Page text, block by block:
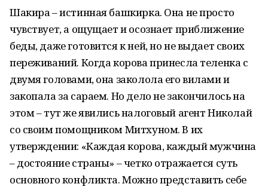
Шакира – истинная башкирка. Она не просто
чувствует, а ощущает и осознает приближение
беды, даже готовится к ней, но не выдает своих
переживаний. Когда корова принесла теленка с
двумя головами, она заколола его вилами и
закопала за сараем. Но дело не закончилось на
этом – тут же явились налоговый агент Николай
со своим помощником Митхуном. В их
утверждении: «Каждая корова, каждый мужчина
– достояние страны» – четко отражается суть
основного конфликта. Можно представить себе